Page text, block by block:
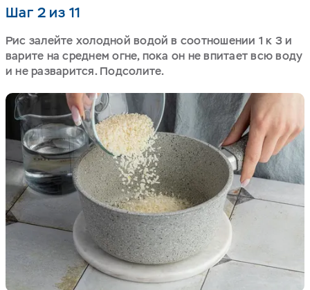
Шаг 2 из 11
Рис залейте холодной водой в соотношении 1 к 3 и
варите на среднем огне, пока он не впитает всю воду
и не разварится. Подсолите.